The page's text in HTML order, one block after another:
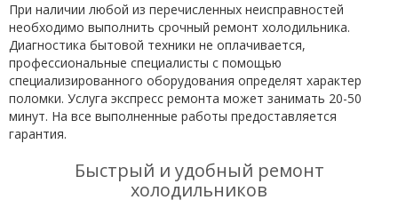
При наличии любой из перечисленных неисправностей
необходимо выполнить срочный ремонт холодильника.
Диагностика бытовой техники не оплачивается,
профессиональные специалисты с помощью
специализированного оборудования определят характер
поломки. Услуга экспресс ремонта может занимать 20-50
минут. На все выполненные работы предоставляется
гарантия.
Быстрый и удобный ремонт
холодильников